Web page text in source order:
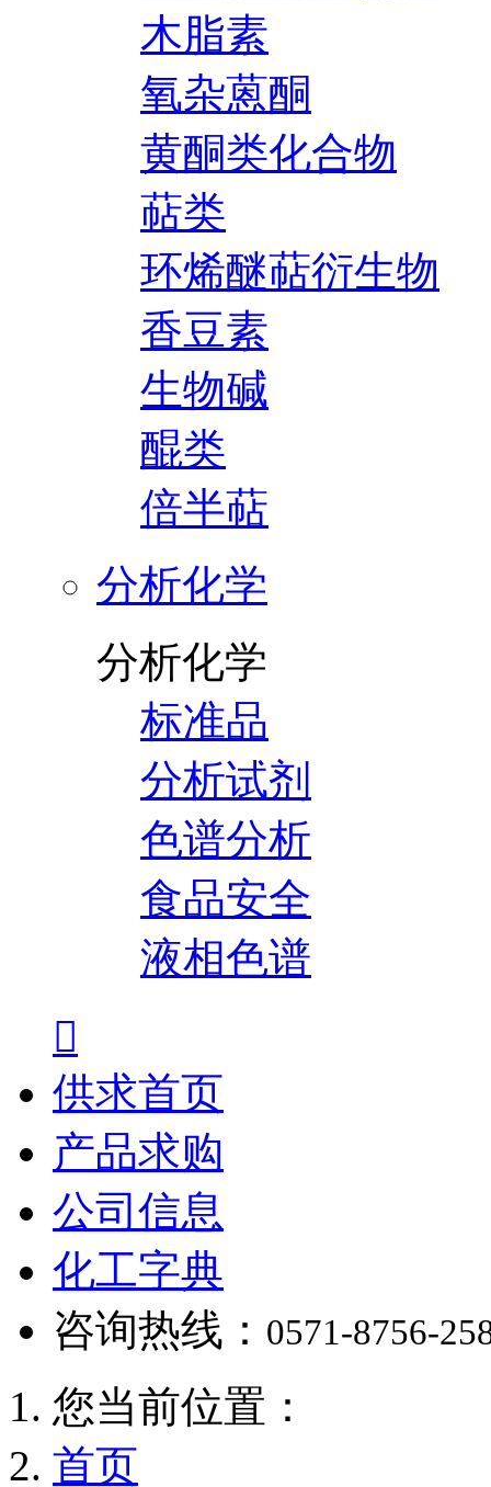
木脂素
氧杂蒽酮
黄酮类化合物
萜类
环烯醚萜衍生物
香豆素
生物碱
醌类
倍半萜
分析化学
分析化学
标准品
分析试剂
色谱分析
食品安全
液相色谱

供求首页
产品求购
公司信息
化工字典
咨询热线： 0571-8756-
您当前位置：
首页